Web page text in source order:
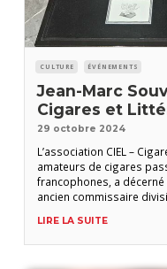
CULTURE ÉVÉNEMENTS
Jean-Marc
Cigares et
29 octobre 2024
L’association CIEL –
amateurs de cigares
francophones, a décerné
ancien commissaire
prix des mains de Gilles
Benelux de S.T. Dupont
LIRE LA SUITE